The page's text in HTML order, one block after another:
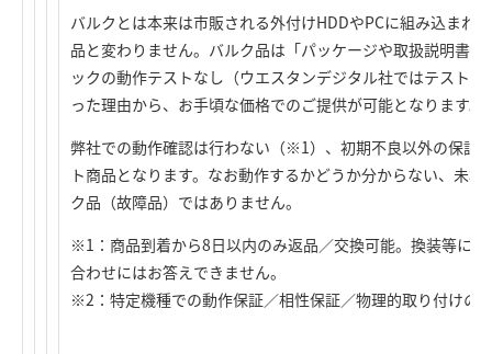
バルクとは本来は市販される外付けHDDやPCに組み込まれ
品と変わりません。バルク品は「パッケージや取扱説明書
ックの動作テストなし（ウエスタンデジタル社ではテスト
った理由から、お手頃な価格でのご提供が可能となります。
弊社での動作確認は行わない（※1）、初期不良以外の保証
ト商品となります。なお動作するかどうか分からない、未
ク品（故障品）ではありません。
※1：商品到着から8日以内のみ返品／交換可能。換装等に
合わせにはお答えできません。
※2：特定機種での動作保証／相性保証／物理的取り付けの